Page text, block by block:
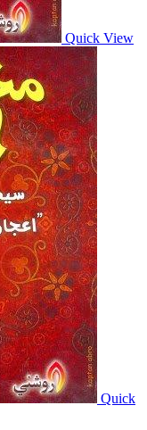
Quick View
Quick